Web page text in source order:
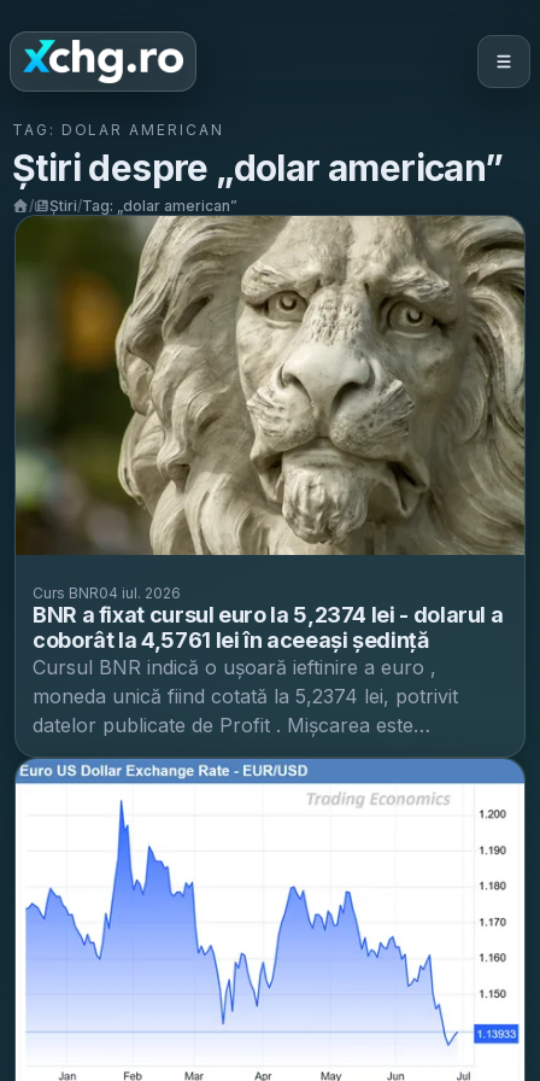
TAG: DOLAR AMERICAN
Știri despre „dolar american”
/ Știri/Tag: „dolar american”
Curs BNR04 iul. 2026
BNR a fixat cursul euro la 5,2374 lei - dolarul a
coborât la 4,5761 lei în aceeași ședință
Cursul BNR indică o ușoară ieftinire a euro ,
moneda unică fiind cotată la 5,2374 lei, potrivit
datelor publicate de Profit . Mișcarea este
marginală, dar contează pentru companiile și
persoanele cu plăți recurente în euro (importuri,
chirii, rate). Pe același set de cotații, dolarul
american este la 4,5761 lei, iar lira sterlină la 6,1117
lei. Francul elvețian este cotat la 5,6990 lei. Alte
repere din cursul anunțat În lista publicată apar și
cotații pentru aur și mai multe valute regionale sau
emergente. Aurul (XAU) este la 613,8270 lei, în
creștere cu 13,7792 lei față de referința anterioară
din tabelul prezentat. Dintre valutele urmărite
frecvent în tranzacții comerciale, sunt menționate
și: zlotul polonez (PLN): 1,2215 lei; coroana cehă